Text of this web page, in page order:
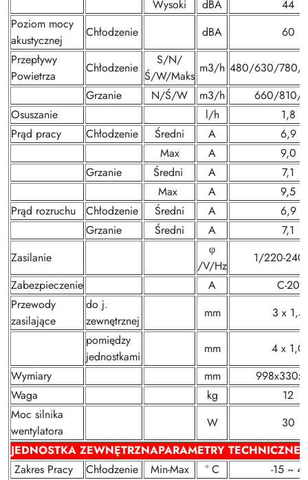
Wysoki dBA
44
Poziom mocy
akustycznej
Chłodzenie dBA
60
Przepływy
Powietrza
Chłodzenie
S/N/
Ś/W/Maks
m3/h 480/630/780/
Grzanie
N/Ś/W m3/h
660/810/
Osuszanie
l/h
1,8
Prąd pracy
Chłodzenie Średni A
6,9
Max
A
9,0
Grzanie
Średni A
7,1
Max
A
9,5
Prąd rozruchu
Chłodzenie Średni A
6,9
Grzanie
Średni A
7,1
Zasilanie
φ
/V/Hz
1/220-
Zabezpieczenie
A
C-20
Przewody
zasilające
do j.
zewnętrznej
mm
3 x 1,5
pomiędzy
jednostkami
mm
4 x 1,0
Wymiary
mm
Waga
kg
12
Moc silnika
wentylatora
W
30
JEDNOSTKA ZEWNĘTRZNAPARAMETRY TECHNICZNE
Zakres Pracy
Chłodzenie Min-Max ° C
-15 ~